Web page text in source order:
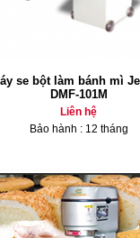
se bột làm bánh mì
DMF-101M
Liên hệ
Bảo hành : 12 tháng